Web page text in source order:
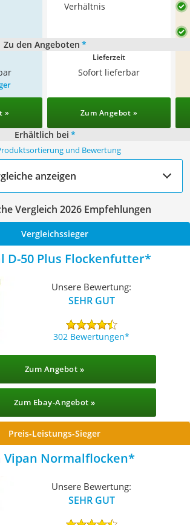
Verhältnis
Zu den Angeboten *
Lieferzeit
Sofort lieferbar
» Zum Angebot »
Erhältlich bei *
und Bewertung
anzeigen
Vergleich 2026 Empfehlungen
Vergleichssieger
D-50 Plus Flockenfutter
Unsere Bewertung:
SEHR GUT
302 Bewertungen
Zum Angebot »
Zum Ebay-Angebot »
Preis-Leistungs-Sieger
Vipan Normalflocken
Unsere Bewertung:
SEHR GUT